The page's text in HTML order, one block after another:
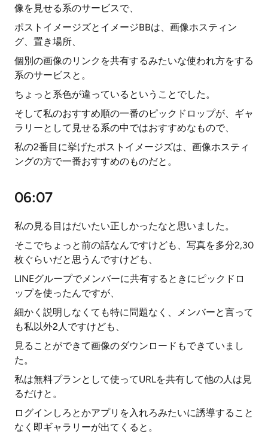
像を見せる系のサービスで、
ポストイメージズとイメージBBは、画像ホスティン
グ、置き場所、
個別の画像のリンクを共有するみたいな使われ方をする
系のサービスと。
ちょっと系色が違っているということでした。
そして私のおすすめ順の一番のピックドロップが、ギャ
ラリーとして見せる系の中ではおすすめなもので、
私の2番目に挙げたポストイメージズは、画像ホスティ
ングの方で一番おすすめのものだと。
06:07
私の見る目はだいたい正しかったなと思いました。
そこでちょっと前の話なんですけども、写真を多分2,30
枚ぐらいだと思うんですけども、
LINEグループでメンバーに共有するときにピックドロ
ップを使ったんですが、
細かく説明しなくても特に問題なく、メンバーと言って
も私以外2人ですけども、
見ることができて画像のダウンロードもできていまし
た。
私は無料プランとして使ってURLを共有して他の人は見
るだけと。
ログインしろとかアプリを入れろみたいに誘導すること
なく即ギャラリーが出てくると。